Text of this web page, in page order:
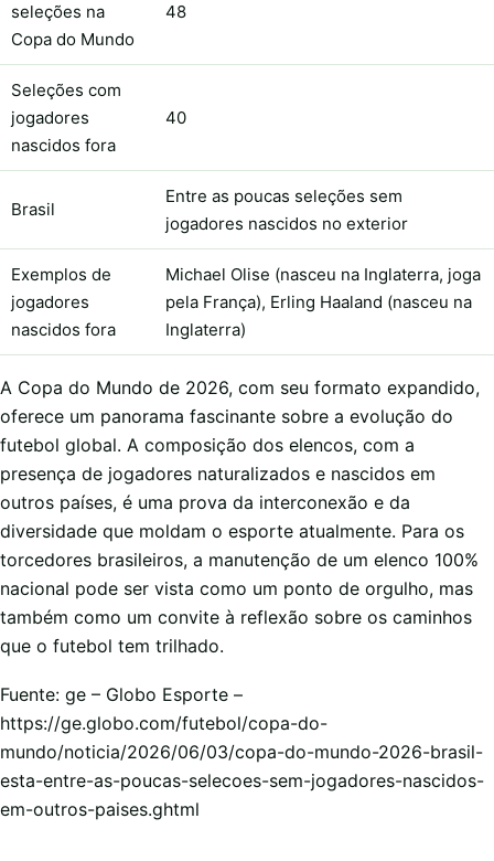
seleções na
Copa do Mundo
48
Seleções com
jogadores
nascidos fora
40
Brasil
Entre as poucas seleções sem
jogadores nascidos no exterior
Exemplos de
jogadores
nascidos fora
Michael Olise (nasceu na Inglaterra, joga
pela França), Erling Haaland (nasceu na
Inglaterra)
A Copa do Mundo de 2026, com seu formato expandido,
oferece um panorama fascinante sobre a evolução do
futebol global. A composição dos elencos, com a
presença de jogadores naturalizados e nascidos em
outros países, é uma prova da interconexão e da
diversidade que moldam o esporte atualmente. Para os
torcedores brasileiros, a manutenção de um elenco 100%
nacional pode ser vista como um ponto de orgulho, mas
também como um convite à reflexão sobre os caminhos
que o futebol tem trilhado.
Fuente: ge – Globo Esporte –
https://ge.globo.com/futebol/copa-do-
mundo/noticia/2026/06/03/copa-do-mundo-2026-brasil-
esta-entre-as-poucas-selecoes-sem-jogadores-nascidos-
em-outros-paises.ghtml